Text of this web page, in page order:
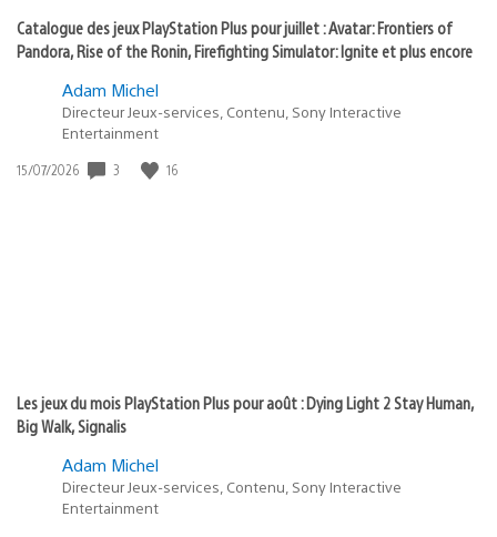
Catalogue des jeux PlayStation Plus pour juillet : Avatar: Frontiers of
Pandora, Rise of the Ronin, Firefighting Simulator: Ignite et plus encore
Adam Michel
Directeur Jeux-services, Contenu, Sony Interactive
Entertainment
Date
15/07/2026 3 16
Les jeux du mois PlayStation Plus pour août : Dying Light 2 Stay Human,
Big Walk, Signalis
Adam Michel
Directeur Jeux-services, Contenu, Sony Interactive
Entertainment